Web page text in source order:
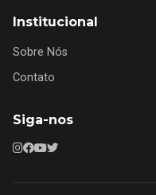
Institucional
Sobre Nós
Contato
Siga-nos